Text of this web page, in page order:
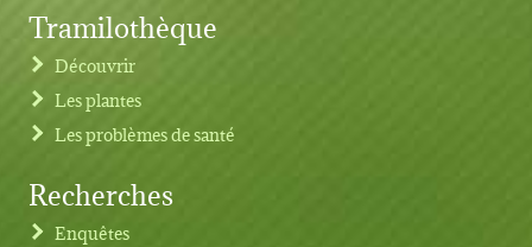
Footer menu
Tramilothèque
Découvrir
Les plantes
Les problèmes de santé
Recherches
Enquêtes